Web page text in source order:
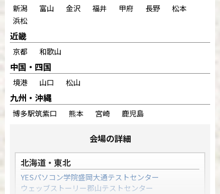
新潟 富山 金沢 福井 甲府 長野
松本
浜松
近畿
京都 和歌山
中国・四国
境港 山口 松山
九州・沖縄
博多駅筑紫口 熊本 宮崎 鹿児島
会場の詳細
北海道・東北
YESパソコン学院盛岡大通テストセンター
ウェッブストーリー郡山テストセンター